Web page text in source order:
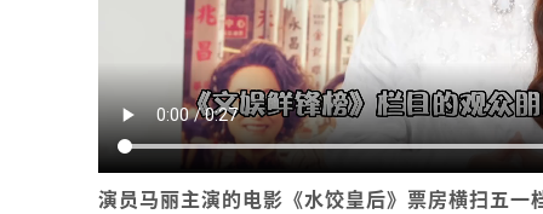
演员马丽主演的电影《水饺皇后》票房横扫五